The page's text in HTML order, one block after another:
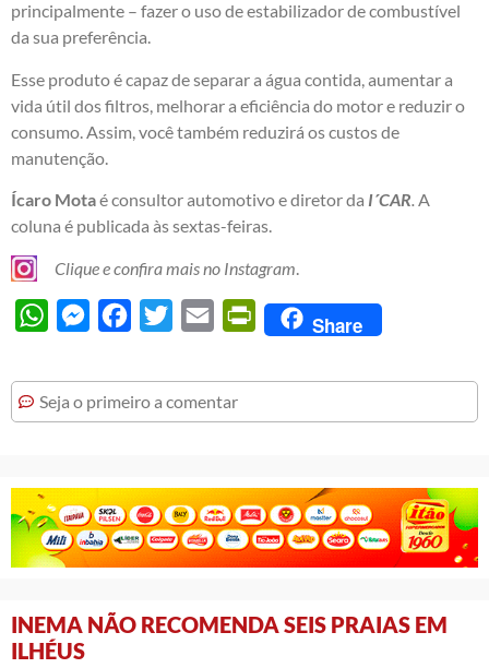
principalmente – fazer o uso de estabilizador de combustível
da sua preferência.
Esse produto é capaz de separar a água contida, aumentar a
vida útil dos filtros, melhorar a eficiência do motor e reduzir o
consumo. Assim, você também reduzirá os custos de
manutenção.
Ícaro Motaé consultor automotivo e diretor da I´CAR. A
coluna é publicada às sextas-feiras.
Clique e confira mais no Instagram
WhatsAppMessengerFacebook
Twitter Email PrintFriendly
Share
Seja o primeiro a comentar
INEMA NÃO RECOMENDA SEIS PRAIAS EM
ILHÉUS